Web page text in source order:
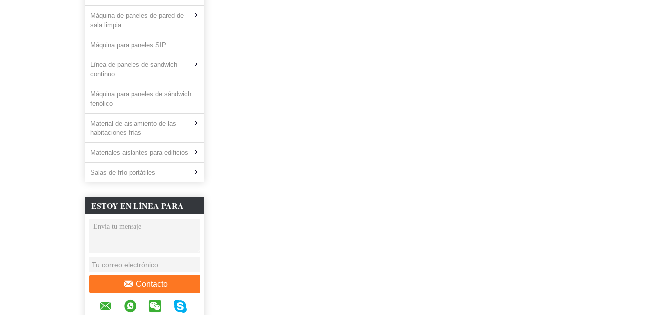
Máquina de paneles de pared de
sala limpia
Máquina para paneles SIP
Línea de paneles de sandwich
continuo
Máquina para paneles de sándwich
fenólico
Material de aislamiento de las
habitaciones frías
Materiales aislantes para edificios
Salas de frío portátiles
ESTOY EN LÍNEA PARA
CHATEAR AHORA
Contacto